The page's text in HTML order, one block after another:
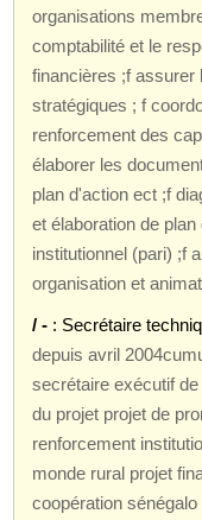
organisations
comptabilité et le
financières ;f assurer
stratégiques ; f
renforcement des
élaborer les
plan d'action ect ;f
et élaboration de
institutionnel (pari) ;f
organisation et
/ - : Secrétaire
depuis avril
secrétaire exécutif
du projet projet de
renforcement
monde rural projet
coopération